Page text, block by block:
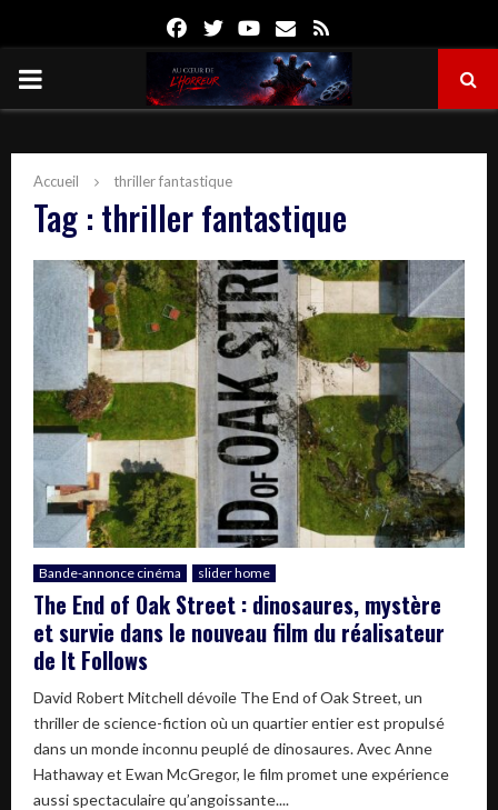
FacebookTwitterYoutube
Email
PRIMARY
Accueil thriller fantastique
Tag : thriller fantastique
Bande-annonce cinéma slider home
The End of Oak Street : dinosaures, mystère
et survie dans le nouveau film du réalisateur
de It Follows
David Robert Mitchell dévoile The End of Oak Street, un
thriller de science-fiction où un quartier entier est propulsé
dans un monde inconnu peuplé de dinosaures. Avec Anne
Hathaway et Ewan McGregor, le film promet une expérience
aussi spectaculaire qu’angoissante....